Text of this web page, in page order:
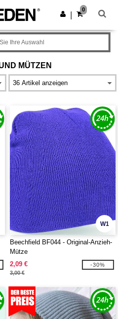
App holen
0
MÜTZEN
Ihre Auswahl
W1
Beechfield BF044 - Original-Anzieh-
Mütze
2,09 €
3,00 €
-30%